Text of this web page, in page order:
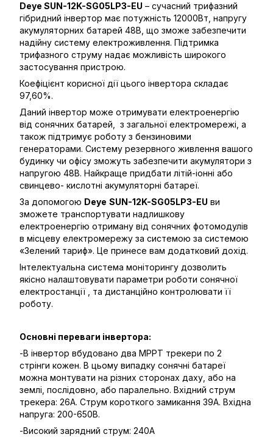
Deye SUN-12K-SG05LP3-EU – сучасний трифазний
гібридний інвертор має потужність 12000Вт, напругу
акумуляторних батарей 48В, що зможе забезпечити
надійну систему електроживлення. Підтримка
трифазного струму надає можливість широкого
застосування пристрою.
Коефіцієнт корисної дії цього інвертора складає
97,60%.
Даний інвертор може отримувати електроенергію
від сонячних батарей, з загальної електромережі, а
також підтримує роботу з бензиновими
генераторами. Систему резервного живлення вашого
будинку чи офісу зможуть забезпечити акумулятори з
напругою 48В. Найкраще придбати літій-іонні або
свинцево- кислотні акумуляторні батареї.
За допомогою Deye SUN-12K-SG05LP3-EU ви
зможете транспортувати надлишкову
електроенергію отриману від сонячних фотомодулів
в місцеву електромережу за системою за системою
«Зелений тариф». Це принесе вам додатковий дохід.
Інтелектуальна система моніторингу дозволить
якісно налаштовувати параметри роботи сонячної
електростанції , та дистанційно контролювати її
роботу.
Основні переваги інвертора:
-В інвертор вбудовано два MPPT трекери по 2
стрінги кожен. В цьому випадку сонячні батареї
можна монтувати на різних сторонах даху, або на
землі, послідовно, або паралельно. Вхідний струм
трекера: 26А. Струм короткого замикання 39А. Вхідна
напруга: 200-650В.
-Високий зарядний струм: 240A